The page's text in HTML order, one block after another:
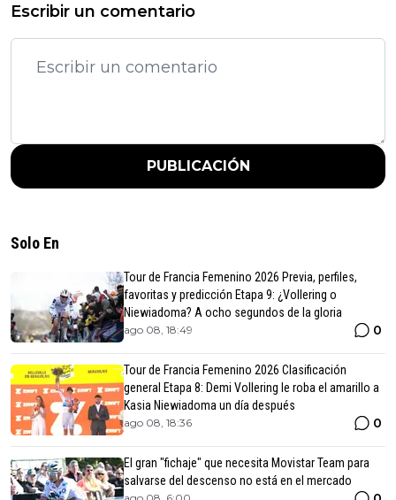
Escribir un comentario
PUBLICACIÓN
Solo En
Tour de Francia Femenino 2026 Previa, perfiles,
favoritas y predicción Etapa 9: ¿Vollering o
Niewiadoma? A ocho segundos de la gloria
ago 08, 18:49 0
Tour de Francia Femenino 2026 Clasificación
general Etapa 8: Demi Vollering le roba el amarillo a
Kasia Niewiadoma un día después
ago 08, 18:36 0
El gran "fichaje" que necesita Movistar Team para
salvarse del descenso no está en el mercado